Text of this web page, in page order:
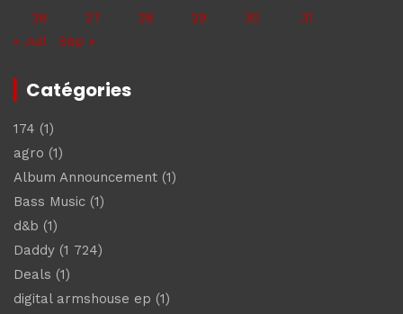
26
27 28 29 30
31
« Juil
Sep »
Catégories
174 (1)
agro (1)
Album Announcement (1)
Bass Music (1)
d&b (1)
Daddy (1 724)
Deals (1)
digital armshouse ep (1)